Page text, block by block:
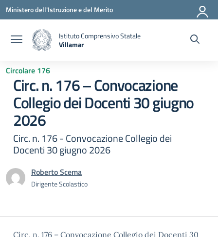
Vai ai contenuti
Vai al menu di navigazione
Vai al footer
Ministero dell'Istruzione e del Merito
Istituto Comprensivo Statale
Villamar
Circolare 176
Circ. n. 176 – Convocazione
Collegio dei Docenti 30 giugno
2026
Circ. n. 176 - Convocazione Collegio dei
Docenti 30 giugno 2026
Roberto Scema
Dirigente Scolastico
Circ. n. 176 – Convocazione Collegio dei Docenti 30